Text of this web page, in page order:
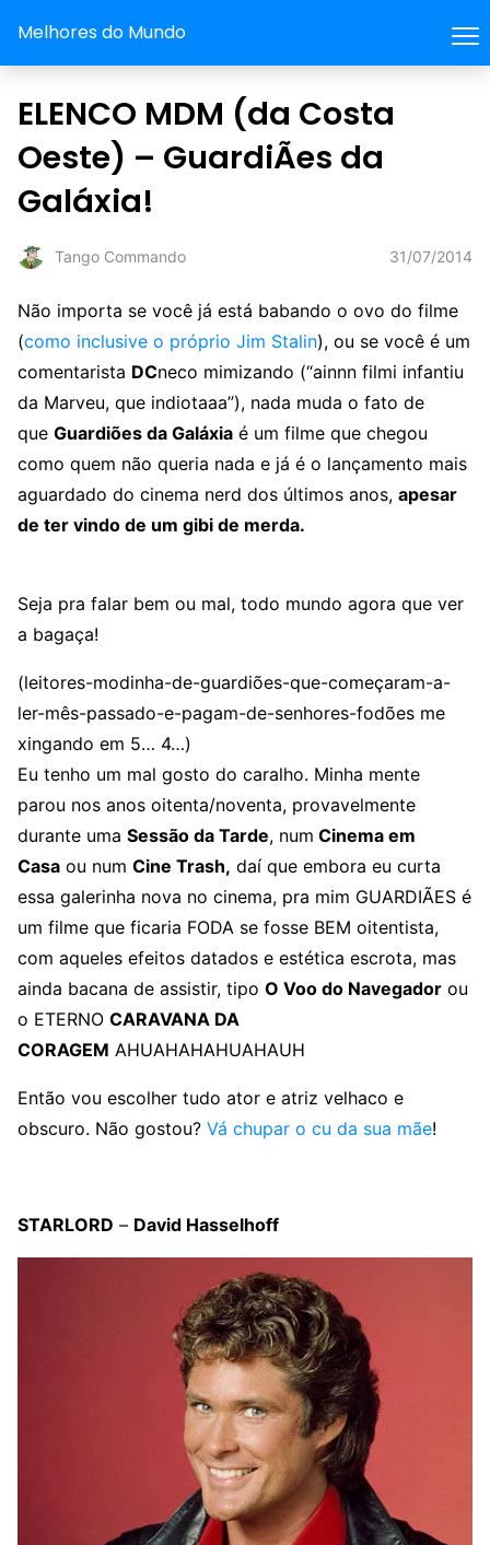
Melhores do Mundo
ELENCO MDM (da Costa
Oeste) – GuardiÃes da
Galáxia!
Tango Commando 31/07/2014
Não importa se você já está babando o ovo do filme
(como inclusive o próprio Jim Stalin), ou se você é um
comentarista DCneco mimizando (“ainnn filmi infantiu
da Marveu, que indiotaaa”), nada muda o fato de
que Guardiões da Galáxia é um filme que chegou
como quem não queria nada e já é o lançamento mais
aguardado do cinema nerd dos últimos anos, apesar
de ter vindo de um gibi de merda.
Seja pra falar bem ou mal, todo mundo agora que ver
a bagaça!
(leitores-modinha-de-guardiões-que-começaram-a-
ler-mês-passado-e-pagam-de-senhores-fodões me
xingando em 5… 4…)
Eu tenho um mal gosto do caralho. Minha mente
parou nos anos oitenta/noventa, provavelmente
durante uma Sessão da Tarde, num Cinema em
Casa ou num Cine Trash, daí que embora eu curta
essa galerinha nova no cinema, pra mim GUARDIÃES é
um filme que ficaria FODA se fosse BEM oitentista,
com aqueles efeitos datados e estética escrota, mas
ainda bacana de assistir, tipo O Voo do Navegador ou
o ETERNO CARAVANA DA
CORAGEM AHUAHAHAHUAHAUH
Então vou escolher tudo ator e atriz velhaco e
obscuro. Não gostou? Vá chupar o cu da sua mãe!
STARLORD – David Hasselhoff